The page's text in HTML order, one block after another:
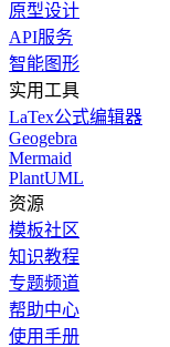
原型设计
API服务
智能图形
实用工具
LaTex公式编辑器
Geogebra
Mermaid
PlantUML
资源
模板社区
知识教程
专题频道
帮助中心
使用手册